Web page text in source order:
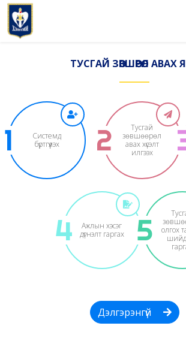
ТУСГАЙ ЗӨВШӨӨРӨЛ АВАХ
1
Системд
бүртгүүлэх
2
Тусгай
зөвшөөрөл
авах хүсэлт
илгээх
4
Ажлын хэсэг
дүгнэлт гаргах
5
олгох
Дэлгэрэнгүй